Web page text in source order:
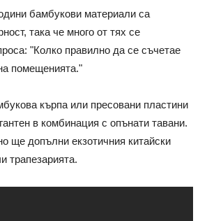
бамбукови материали са
така че много от тях се
"Колко правилно да се съчетае
помещенията."
кърпа или пресовани пластини
в комбинация с опънати тавани.
ще допълни екзотичния китайски
трапезарията.